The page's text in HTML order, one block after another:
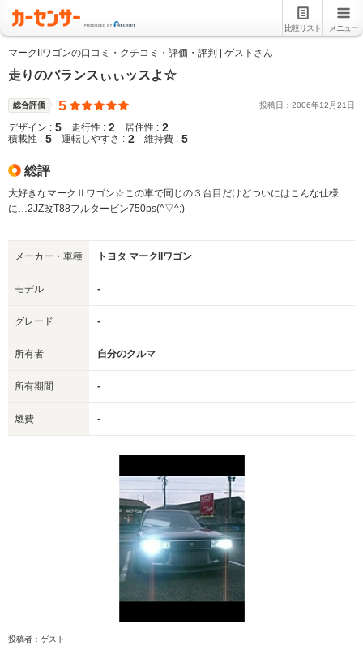
比較リスト メニュー
マークIIワゴンの口コミ・クチコミ・評価・評判 | ゲストさん
走りのバランスぃぃッスよ☆
総合評価 5 投稿日： 2006年12 月21 日
デザイン : 5 走行性 : 2 居住性 : 2
積載性 : 5 運転しやすさ : 2 維持費 : 5
総評
大好きなマークⅡワゴン☆この車で同じの３台目だけどついにはこんな仕様
に…2JZ改T88フルタービン750ps(^▽^;)
メーカー・車種 トヨタ マークIIワゴン
モデル -
グレード -
所有者 自分のクルマ
所有期間 -
燃費 -
投稿者：ゲスト